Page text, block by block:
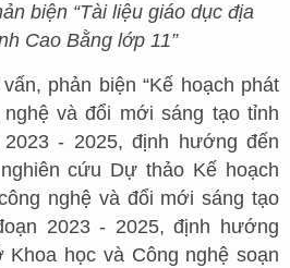
biện “Tài liệu giáo dục địa
Cao Bằng lớp 11”
phản biện “Kế hoạch phát
và đổi mới sáng tạo tỉnh
- 2025, định hướng đến
cứu Dự thảo Kế hoạch
nghệ và đổi mới sáng tạo
2023 - 2025, định hướng
Khoa học và Công nghệ soạn